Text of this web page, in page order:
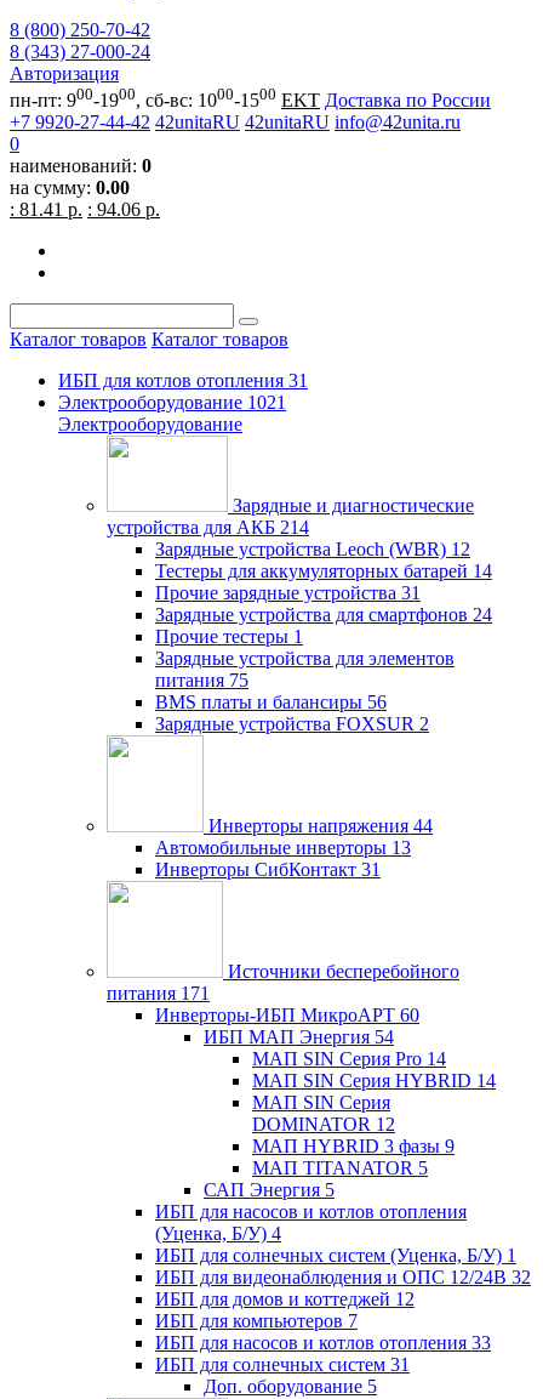
8 (800) 250-70-42
8 (343) 27-000-24
Авторизация
пн-пт: 900-1900, сб-вс: 1000-1500 EKT Доставка по России
+7 9920-27-44-42 42unitaRU 42unitaRU info@42unita.ru
0
наименований: 0
на сумму: 0.00
: 81.41 р. : 94.06 р.
Каталог товаров Каталог товаров
ИБП для котлов отопления 31
Электрооборудование 1021
Электрооборудование
Зарядные и диагностические
устройства для АКБ 214
Зарядные устройства Leoch (WBR) 12
Тестеры для аккумуляторных батарей 14
Прочие зарядные устройства 31
Зарядные устройства для смартфонов 24
Прочие тестеры 1
Зарядные устройства для элементов
питания 75
BMS платы и балансиры 56
Зарядные устройства FOXSUR 2
Инверторы напряжения 44
Автомобильные инверторы 13
Инверторы СибКонтакт 31
Источники бесперебойного
питания 171
Инверторы-ИБП МикроАРТ 60
ИБП МАП Энергия 54
МАП SIN Серия Pro 14
МАП SIN Серия HYBRID 14
МАП SIN Серия
DOMINATOR 12
МАП HYBRID 3 фазы 9
МАП TITANATOR 5
САП Энергия 5
ИБП для насосов и котлов отопления
(Уценка, Б/У) 4
ИБП для солнечных систем (Уценка, Б/У) 1
ИБП для видеонаблюдения и ОПС 12/24В 32
ИБП для домов и коттеджей 12
ИБП для компьютеров 7
ИБП для насосов и котлов отопления 33
ИБП для солнечных систем 31
Доп. оборудование 5